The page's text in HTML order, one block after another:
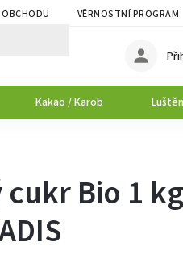
VĚRNOSTNÍ PROGRAM
Kakao / Karob
Bio 1 kg